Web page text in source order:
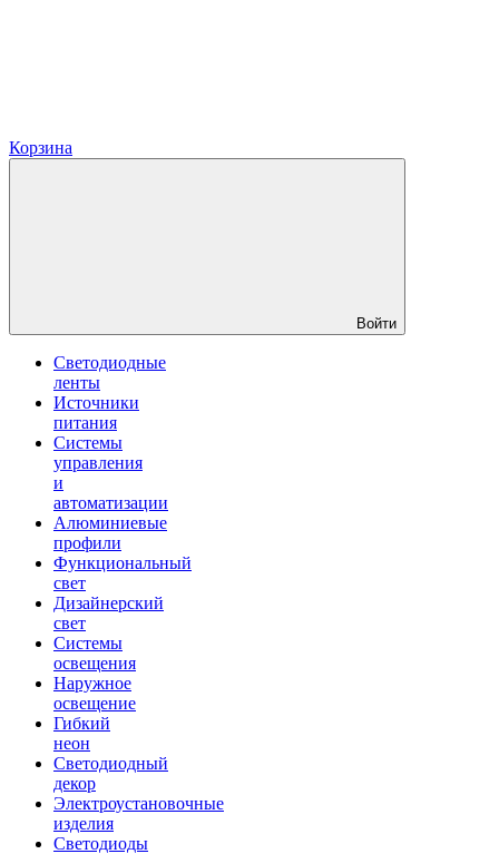
Корзина
Войти
Светодиодные
ленты
Источники
питания
Системы
управления
и
автоматизации
Алюминиевые
профили
Функциональный
свет
Дизайнерский
свет
Системы
освещения
Наружное
освещение
Гибкий
неон
Светодиодный
декор
Электроустановочные
изделия
Светодиоды